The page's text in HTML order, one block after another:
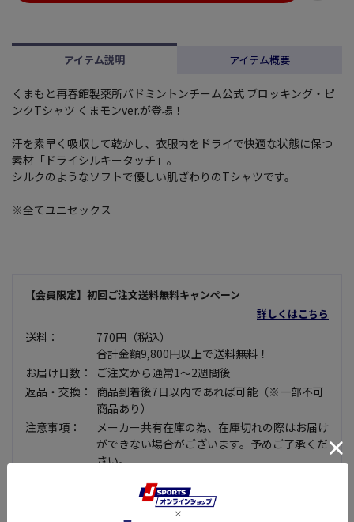
アイテム説明 アイテム概要
くまもと再春館製薬所バドミントンチーム公式 ブロッキング・ピ
ンクTシャツ くまモンver.が登場！
汗を素早く吸収して乾かし、衣服内をドライで快適な状態に保つ
素材「ドライシルキータッチ」。
シルクのようなソフトで優しい肌ざわりのTシャツです。
※全てユニセックス
【会員限定】初回ご注文送料無料キャンペーン
詳しくはこちら
送料：
770円（税込）
合計金額9,800円以上で送料無料！
お届け日数：
ご注文から通常1～2週間後
返品・交換：
商品到着後7日以内であれば可能（※一部不可
商品あり）
注意事項：
メーカー共有在庫の為、在庫切れの際はお届け
ができない場合がございます。予めご了承くだ
さい。
セール価格商品については使用できない等、明
らかな不良品で無い限り原則として返品・交換
できませんので予めご了承下さい。